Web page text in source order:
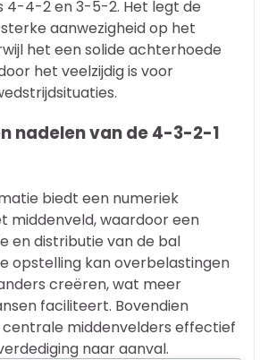
4-4-2 en 3-5-2. Het legt de
aanwezigheid op het
het een solide achterhoede
het veelzijdig is voor
nadelen van de 4-3-2-1
biedt een numeriek
middenveld, waardoor een
en distributie van de bal
opstelling kan overbelastingen
creëren, wat meer
faciliteert. Bovendien
centrale middenvelders effectief
naar aanval.